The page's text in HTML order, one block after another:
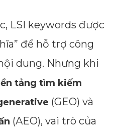
LSI keywords được
để hỗ trợ công
dung. Nhưng khi
tảng tìm kiếm
(GEO) và
(AEO), vai trò của